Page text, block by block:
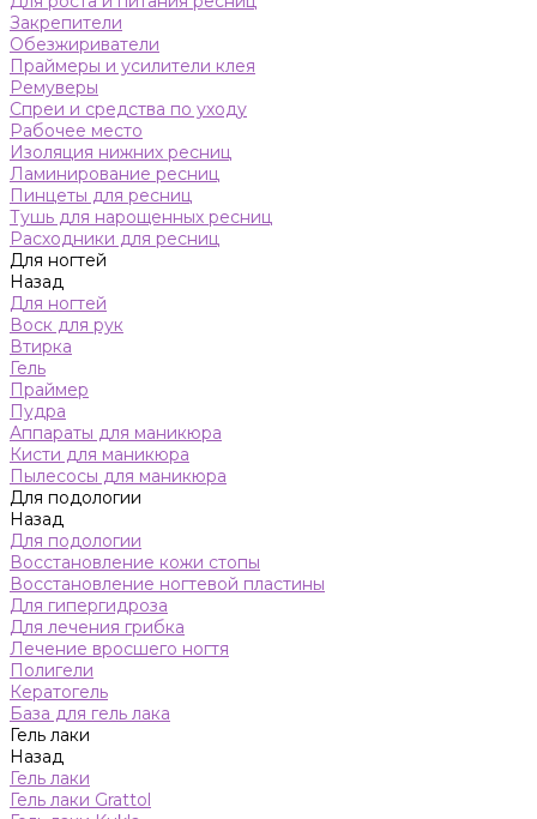
Закрепители
Обезжириватели
Праймеры и усилители клея
Ремуверы
Спреи и средства по уходу
Рабочее место
Изоляция нижних ресниц
Ламинирование ресниц
Пинцеты для ресниц
Тушь для нарощенных ресниц
Расходники для ресниц
Для ногтей
Назад
Для ногтей
Воск для рук
Втирка
Гель
Праймер
Пудра
Аппараты для маникюра
Кисти для маникюра
Пылесосы для маникюра
Для подологии
Назад
Для подологии
Восстановление кожи стопы
Восстановление ногтевой пластины
Для гипергидроза
Для лечения грибка
Лечение вросшего ногтя
Полигели
Кератогель
База для гель лака
Гель лаки
Назад
Гель лаки
Гель лаки Grattol